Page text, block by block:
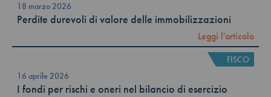
18 marzo 2026
Perdite durevoli di valore delle immobilizzazioni
Leggi l'articolo
FISCO
16 aprile 2026
I fondi per rischi e oneri nel bilancio di esercizio